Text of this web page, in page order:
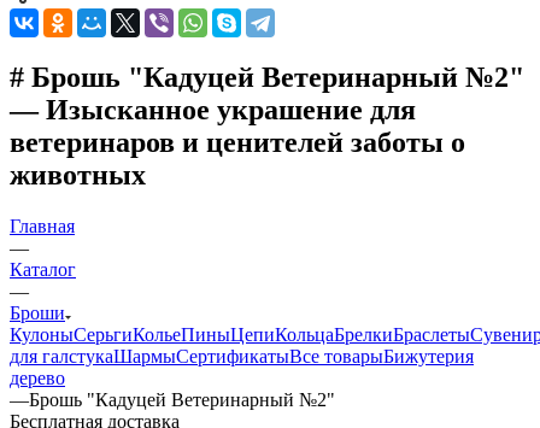
# Брошь "Кадуцей Ветеринарный №2"
— Изысканное украшение для
ветеринаров и ценителей заботы о
животных
Главная
—
Каталог
—
Броши
КулоныСерьгиКольеПиныЦепиКольцаБрелкиБраслеты
для галстукаШармыСертификатыВсе товарыБижутерия
дерево
—Брошь "Кадуцей Ветеринарный №2"
Бесплатная доставка